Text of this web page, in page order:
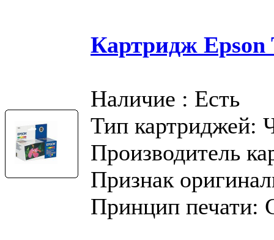
Картридж Epson
Наличие : Есть
Тип картриджей:
Производитель
Признак
Принцип печати: